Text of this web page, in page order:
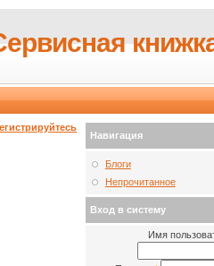
Навигация
Блоги
Непрочитанное
Вход в систему
Имя